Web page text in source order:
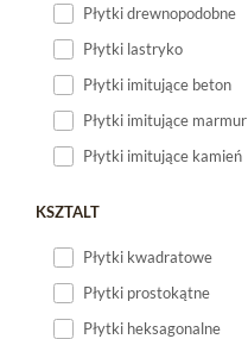
Płytki drewnopodobne
Płytki lastryko
Płytki imitujące beton
Płytki imitujące marmur
Płytki imitujące kamień
KSZTALT
Płytki kwadratowe
Płytki prostokątne
Płytki heksagonalne